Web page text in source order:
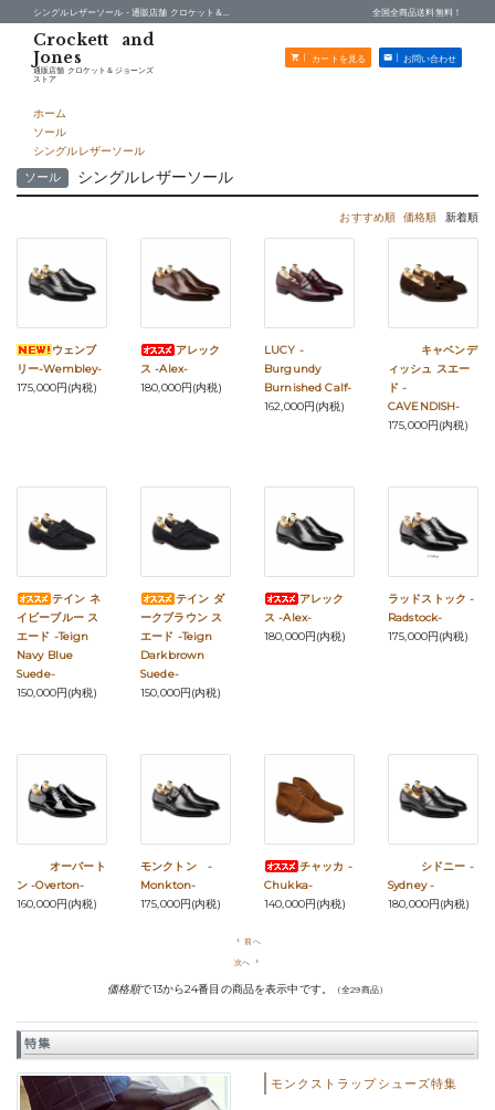
通販店舗 クロケット＆ジョーンズ
ストア
カートを見る お問い合わせ
シングルレザーソール - 通販店舗 クロケット＆ジョーンズストア 全国全商品送料無料！
ホーム
ソール
シングルレザーソール
ソール シングルレザーソール
おすすめ順 価格順 新着順
ウェンブ
リー-Wembley-
175,000円(内税)
アレック
ス -Alex-
180,000円(内税)
LUCY -
Burgundy
Burnished Calf-
162,000円(内税)
キャベンデ
ィッシュ スエー
ド -
CAVENDISH-
175,000円(内税)
テイン ネ
イビーブルー ス
エード -Teign
Navy Blue
Suede-
150,000円(内税)
テイン ダ
ークブラウン ス
エード -Teign
Darkbrown
Suede-
150,000円(内税)
アレック
ス -Alex-
180,000円(内税)
ラッドストック -
Radstock-
175,000円(内税)
オーバート
ン -Overton-
160,000円(内税)
モンクトン -
Monkton-
175,000円(内税)
チャッカ -
Chukka-
140,000円(内税)
シドニー -
Sydney -
180,000円(内税)
navigate_before 前へ
次へ navigate_next
価格順で13から24番目の商品を表示中です。 （全29商品）
特集
モンクストラップシューズ特集